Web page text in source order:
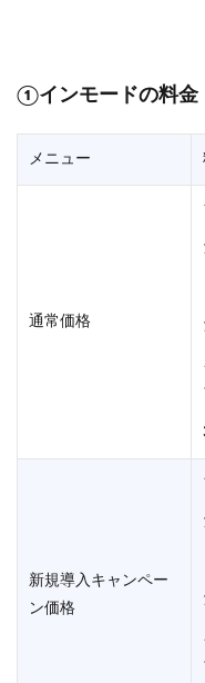
①インモードの料金
メニュー
通常価格
新規導入キャンペー
ン価格